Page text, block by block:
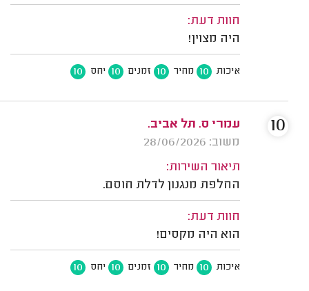
חוות דעת:
היה מצוין!
איכות 10 מחיר 10 זמנים 10 יחס 10
עמרי ס. תל אביב.
משוב: 28/06/2026
תיאור השירות:
החלפת מנגנון לדלת חוסם.
חוות דעת:
הוא היה מקסים!
איכות 10 מחיר 10 זמנים 10 יחס 10
10